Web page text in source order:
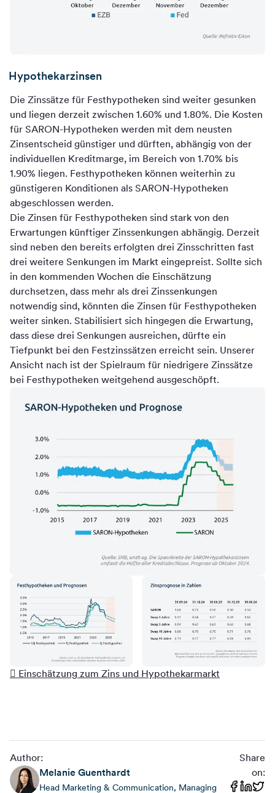
Hypothekarzinsen
Die Zinssätze für Festhypotheken sind weiter gesunken
und liegen derzeit zwischen 1.60% und 1.80%. Die Kosten
für SARON-Hypotheken werden mit dem neusten
Zinsentscheid günstiger und dürften, abhängig von der
individuellen Kreditmarge, im Bereich von 1.70% bis
1.90% liegen. Festhypotheken können weiterhin zu
günstigeren Konditionen als SARON-Hypotheken
abgeschlossen werden.
Die Zinsen für Festhypotheken sind stark von den
Erwartungen künftiger Zinssenkungen abhängig. Derzeit
sind neben den bereits erfolgten drei Zinsschritten fast
drei weitere Senkungen im Markt eingepreist. Sollte sich
in den kommenden Wochen die Einschätzung
durchsetzen, dass mehr als drei Zinssenkungen
notwendig sind, könnten die Zinsen für Festhypotheken
weiter sinken. Stabilisiert sich hingegen die Erwartung,
dass diese drei Senkungen ausreichen, dürfte ein
Tiefpunkt bei den Festzinssätzen erreicht sein. Unserer
Ansicht nach ist der Spielraum für niedrigere Zinssätze
bei Festhypotheken weitgehend ausgeschöpft.
 Einschätzung zum Zins und Hypothekarmarkt
Author:
Melanie Guenthardt
Head Marketing & Communication, Managing
Share
on: